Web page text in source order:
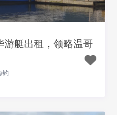
游艇出租，领略温哥
钓